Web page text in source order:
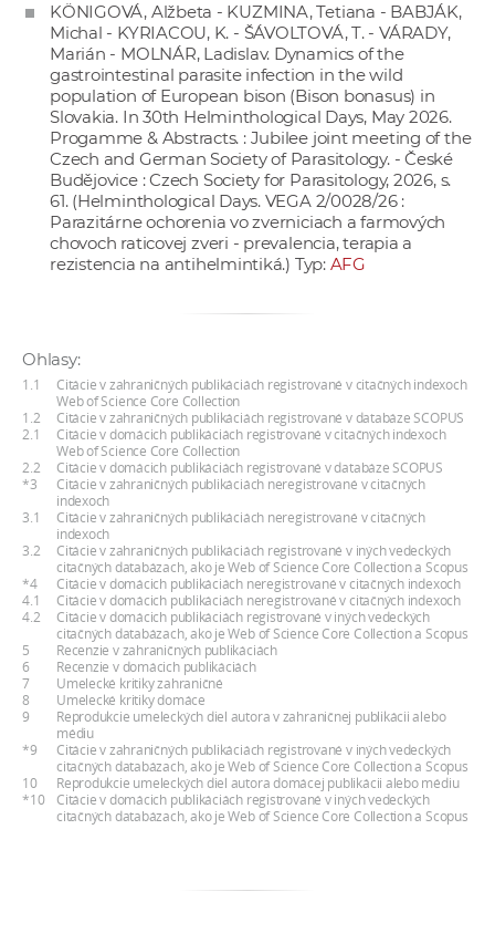
V
KÖNIGOVÁ, Alžbeta - KUZMINA, Tetiana - BABJÁK,
Michal - KYRIACOU, K. - ŠÁVOLTOVÁ, T. - VÁRADY,
Marián - MOLNÁR, Ladislav. Dynamics of the
gastrointestinal parasite infection in the wild
population of European bison (Bison bonasus) in
Slovakia. In 30th Helminthological Days, May 2026.
Progamme & Abstracts. : Jubilee joint meeting of the
Czech and German Society of Parasitology. - České
Budějovice : Czech Society for Parasitology, 2026, s.
61. (Helminthological Days. VEGA 2/0028/26 :
Parazitárne ochorenia vo zverniciach a farmových
chovoch raticovej zveri - prevalencia, terapia a
rezistencia na antihelmintiká.) Typ: AFG
Ohlasy:
1.1
Citácie v zahraničných publikáciách registrované v citačných indexoch
Web of Science Core Collection
1.2
Citácie v zahraničných publikáciách registrované v databáze SCOPUS
2.1
Citácie v domácich publikáciách registrované v citačných indexoch
Web of Science Core Collection
2.2
Citácie v domácich publikáciách registrované v databáze SCOPUS
*3
Citácie v zahraničných publikáciách neregistrované v citačných
indexoch
3.1
Citácie v zahraničných publikáciách neregistrované v citačných
indexoch
3.2
Citácie v zahraničných publikáciách registrované v iných vedeckých
citačných databázach, ako je Web of Science Core Collection a Scopus
*4
Citácie v domácich publikáciách neregistrované v citačných indexoch
4.1
Citácie v domácich publikáciách neregistrované v citačných indexoch
4.2
Citácie v domácich publikáciách registrované v iných vedeckých
citačných databázach, ako je Web of Science Core Collection a Scopus
5
Recenzie v zahraničných publikáciách
6
Recenzie v domácich publikáciách
7
Umelecké kritiky zahraničné
8
Umelecké kritiky domáce
9
Reprodukcie umeleckých diel autora v zahraničnej publikácii alebo
médiu
*9
Citácie v zahraničných publikáciách registrované v iných vedeckých
citačných databázach, ako je Web of Science Core Collection a Scopus
10
Reprodukcie umeleckých diel autora domácej publikácii alebo médiu
*10
Citácie v domácich publikáciách registrované v iných vedeckých
citačných databázach, ako je Web of Science Core Collection a Scopus